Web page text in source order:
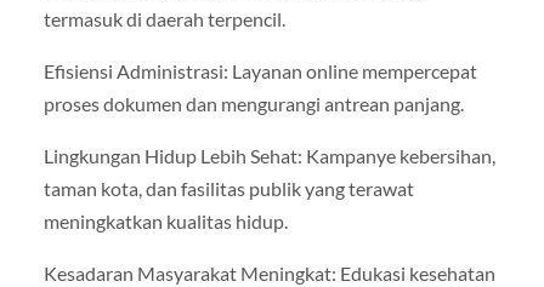
termasuk di daerah terpencil.
Efisiensi Administrasi: Layanan online mempercepat
proses dokumen dan mengurangi antrean panjang.
Lingkungan Hidup Lebih Sehat: Kampanye kebersihan,
taman kota, dan fasilitas publik yang terawat
meningkatkan kualitas hidup.
Kesadaran Masyarakat Meningkat: Edukasi kesehatan